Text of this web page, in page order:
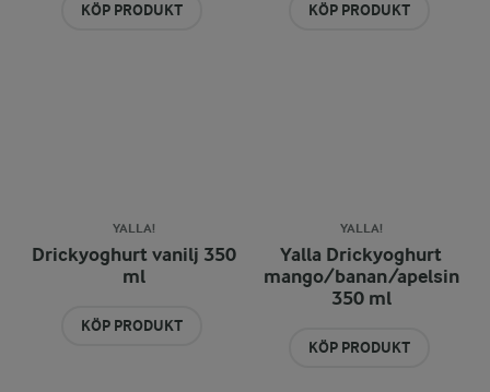
KÖP PRODUKT KÖP PRODUKT
YALLA!
Drickyoghurt vanilj 350
ml
KÖP PRODUKT
YALLA!
Yalla Drickyoghurt
mango/banan/apelsin
350 ml
KÖP PRODUKT